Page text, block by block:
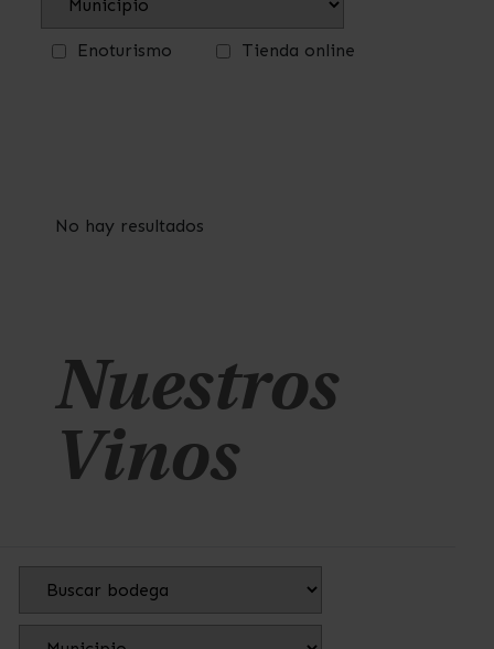
Enoturismo Tienda online
No hay resultados
Nuestros
Vinos